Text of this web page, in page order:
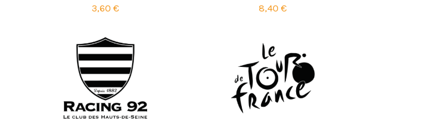
3,60 €
8,40 €